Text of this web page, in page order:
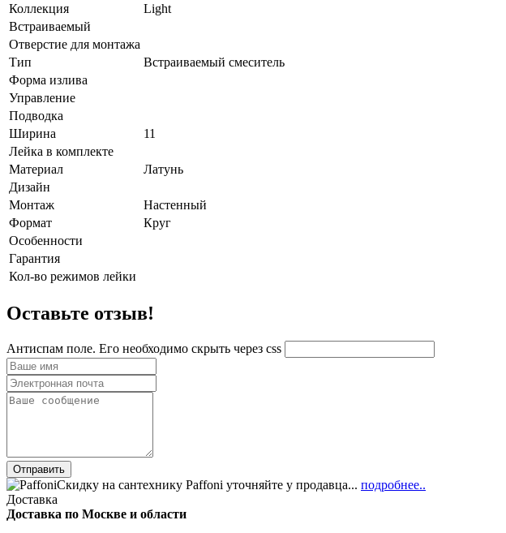
Коллекция
Light
Встраиваемый
Отверстие для монтажа
Тип
Встраиваемый смеситель
Форма излива
Управление
Подводка
Ширина
11
Лейка в комплекте
Материал
Латунь
Дизайн
Монтаж
Настенный
Формат
Круг
Особенности
Гарантия
Кол-во режимов лейки
Оставьте отзыв!
Антиспам поле. Его необходимо скрыть через css
Скидку на сантехнику Paffoni уточняйте у продавца... подробнее..
Доставка
Доставка по Москве и области